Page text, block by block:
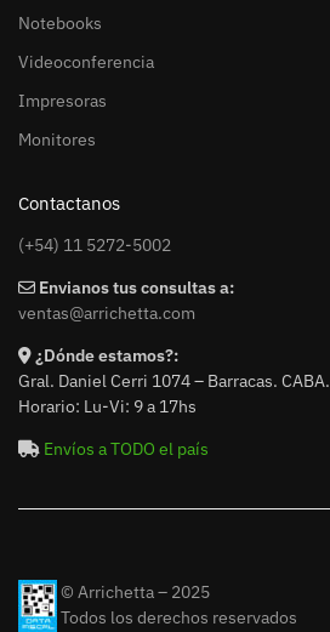
Notebooks
Videoconferencia
Impresoras
Monitores
Contactanos
(+54) 11 5272-5002
Envianos tus consultas a:
ventas@arrichetta.com
¿Dónde estamos?:
Gral. Daniel Cerri 1074 – Barracas. CABA.
Horario: Lu-Vi: 9 a 17hs
Envíos a TODO el país
© Arrichetta – 2025
Todos los derechos reservados